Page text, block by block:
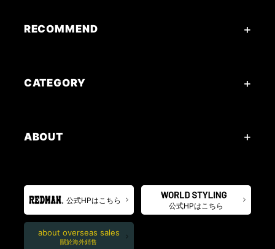
RECOMMEND
CATEGORY
ABOUT
公式HPはこちら
公式HPはこちら
about overseas sales
關於海外銷售